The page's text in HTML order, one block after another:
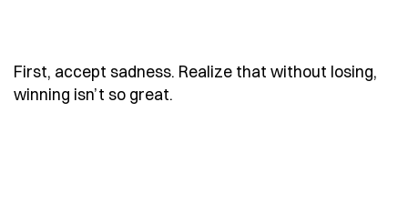
First, accept sadness. Realize that without losing,
winning isn’t so great.